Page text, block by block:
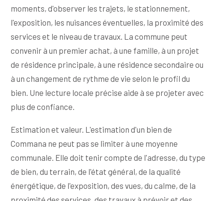
moments, d'observer les trajets, le stationnement,
l'exposition, les nuisances éventuelles, la proximité des
services et le niveau de travaux. La commune peut
convenir à un premier achat, à une famille, à un projet
de résidence principale, à une résidence secondaire ou
à un changement de rythme de vie selon le profil du
bien. Une lecture locale précise aide à se projeter avec
plus de confiance.
Estimation et valeur. L'estimation d'un bien de
Commana ne peut pas se limiter à une moyenne
communale. Elle doit tenir compte de l'adresse, du type
de bien, du terrain, de l'état général, de la qualité
énergétique, de l'exposition, des vues, du calme, de la